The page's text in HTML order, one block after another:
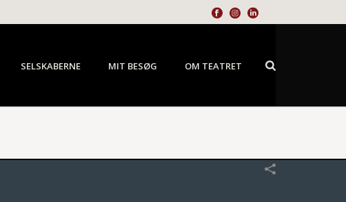
SELSKABERNE MIT BESØG OM TEATRET